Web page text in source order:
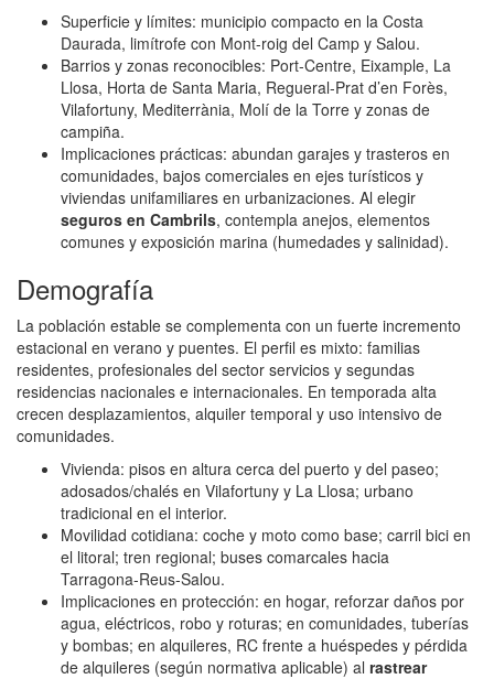
Superficie y límites: municipio compacto en la Costa
Daurada, limítrofe con Mont-roig del Camp y Salou.
Barrios y zonas reconocibles: Port‑Centre, Eixample, La
Llosa, Horta de Santa Maria, Regueral‑Prat d’en Forès,
Vilafortuny, Mediterrània, Molí de la Torre y zonas de
campiña.
Implicaciones prácticas: abundan garajes y trasteros en
comunidades, bajos comerciales en ejes turísticos y
viviendas unifamiliares en urbanizaciones. Al elegir
seguros en Cambrils, contempla anejos, elementos
comunes y exposición marina (humedades y salinidad).
Demografía
La población estable se complementa con un fuerte incremento
estacional en verano y puentes. El perfil es mixto: familias
residentes, profesionales del sector servicios y segundas
residencias nacionales e internacionales. En temporada alta
crecen desplazamientos, alquiler temporal y uso intensivo de
comunidades.
Vivienda: pisos en altura cerca del puerto y del paseo;
adosados/chalés en Vilafortuny y La Llosa; urbano
tradicional en el interior.
Movilidad cotidiana: coche y moto como base; carril bici en
el litoral; tren regional; buses comarcales hacia
Tarragona‑Reus‑Salou.
Implicaciones en protección: en hogar, reforzar daños por
agua, eléctricos, robo y roturas; en comunidades, tuberías
y bombas; en alquileres, RC frente a huéspedes y pérdida
de alquileres (según normativa aplicable) al rastrear